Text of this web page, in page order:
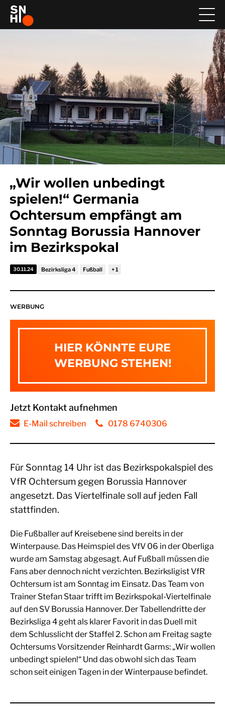
„Wir wollen unbedingt
spielen!“ Germania
Ochtersum empfängt am
Sonntag Borussia Hannover
im Bezirkspokal
30.11.24 Bezirksliga 4 Fußball
WERBUNG
HIER KÖNNTE EURE
WERBUNG STEHEN!
Jetzt Kontakt aufnehmen
E-Mail schreiben 0178 6740306
Für Sonntag 14 Uhr ist das Bezirkspokalspiel des
VfR Ochtersum gegen Borussia Hannover
angesetzt. Das Viertelfinale soll auf jeden Fall
stattfinden.
Die Fußballer auf Kreisebene sind bereits in der
Winterpause. Das Heimspiel des VfV 06 in der Oberliga
wurde am Samstag abgesagt. Auf Fußball müssen die
Fans aber dennoch nicht verzichten. Bezirksligist VfR
Ochtersum ist am Sonntag im Einsatz. Das Team von
Trainer Stefan Staar trifft im Bezirkspokal-Viertelfinale
auf den SV Borussia Hannover. Der Tabellendritte der
Bezirksliga 4 geht als klarer Favorit in das Duell mit
dem Schlusslicht der Staffel 2. Schon am Freitag sagte
Ochtersums Vorsitzender Reinhardt Garms: „Wir wollen
unbedingt spielen!“ Und das obwohl sich das Team
schon seit einigen Tagen in der Winterpause befindet.